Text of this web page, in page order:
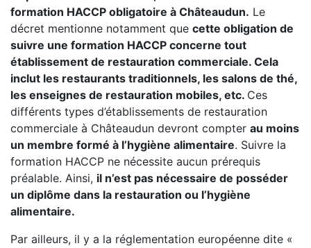
formation HACCP obligatoire à Châteaudun. Le
décret mentionne notamment que cette obligation de
suivre une formation HACCP concerne tout
établissement de restauration commerciale. Cela
inclut les restaurants traditionnels, les salons de thé,
les enseignes de restauration mobiles, etc. Ces
différents types d’établissements de restauration
commerciale à Châteaudun devront compter au moins
un membre formé à l’hygiène alimentaire. Suivre la
formation HACCP ne nécessite aucun prérequis
préalable. Ainsi, il n’est pas nécessaire de posséder
un diplôme dans la restauration ou l’hygiène
alimentaire.
Par ailleurs, il y a la réglementation européenne dite «